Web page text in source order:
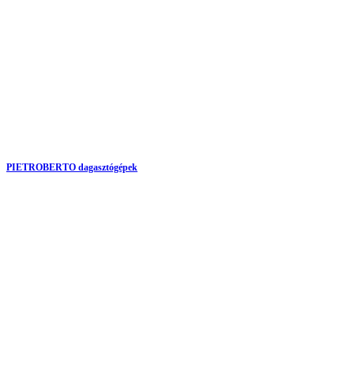
PIETROBERTO dagasztógépek